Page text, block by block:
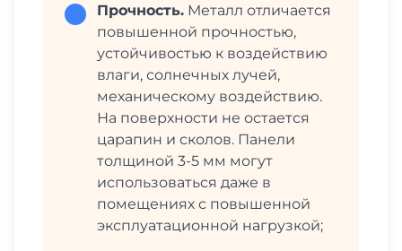
Прочность. Металл отличается
повышенной прочностью,
устойчивостью к воздействию
влаги, солнечных лучей,
механическому воздействию.
На поверхности не остается
царапин и сколов. Панели
толщиной 3-5 мм могут
использоваться даже в
помещениях с повышенной
эксплуатационной нагрузкой;